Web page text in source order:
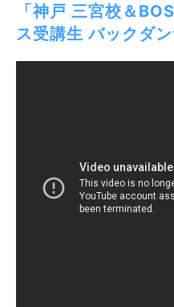
「神戸 三宮校＆
ス受講生 バックダ